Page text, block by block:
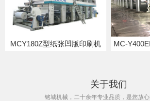
MCY180Z型纸张凹版印刷机
关于我们
铭城机械，二十余年专业品质，是您放心